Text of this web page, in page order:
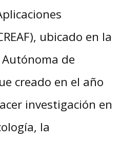
ubicado en la
de
creado en el año
investigación en
la